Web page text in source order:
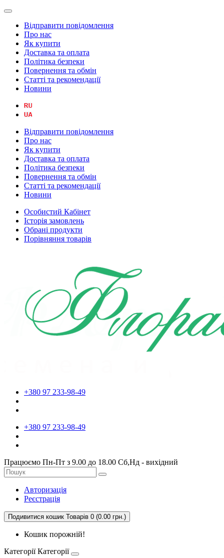
Відправити повідомлення
Про нас
Як купити
Доставка та оплата
Політика безпеки
Повернення та обмін
Статті та рекомендації
Новини
Відправити повідомлення
Про нас
Як купити
Доставка та оплата
Політика безпеки
Повернення та обмін
Статті та рекомендації
Новини
Особистий Кабінет
Історія замовлень
Обрані продукти
Порівняння товарів
+380 97 233-98-49
+380 97 233-98-49
Працюємо Пн-Пт з 9.00 до 18.00 Сб,Нд - вихідний
Авторизація
Реєстрація
Подивитися кошик Товарів 0 (0.00 грн.)
Кошик порожній!
Категорії Категорії